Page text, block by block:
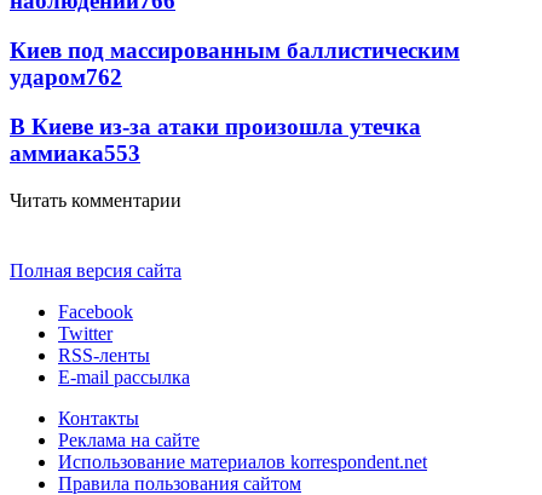
Киев под массированным баллистическим
ударом762
В Киеве из-за атаки произошла утечка
аммиака553
Читать комментарии
Полная версия сайта
Facebook
Twitter
RSS-ленты
E-mail рассылка
Контакты
Реклама на сайте
Использование материалов korrespondent.net
Правила пользования сайтом